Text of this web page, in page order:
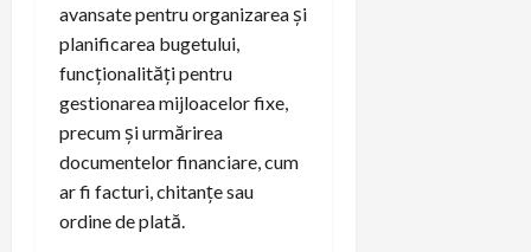
avansate pentru organizarea și
planificarea bugetului,
funcționalități pentru
gestionarea mijloacelor fixe,
precum și urmărirea
documentelor financiare, cum
ar fi facturi, chitanțe sau
ordine de plată.